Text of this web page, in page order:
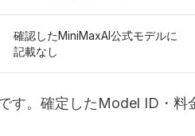
確認したMiniMaxAI公式モデルに
記載なし
。確定したModel ID・料